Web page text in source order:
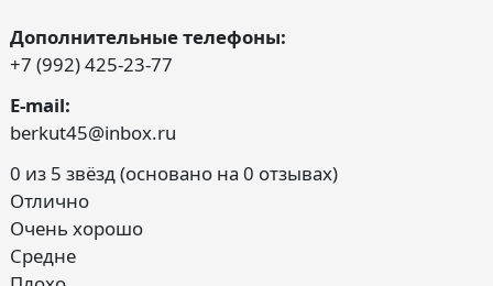
Дополнительные телефоны:
+7 (992) 425-23-77
E-mail:
berkut45@inbox.ru
0 из 5 звёзд (основано на 0 отзывах)
Отлично
Очень хорошо
Средне